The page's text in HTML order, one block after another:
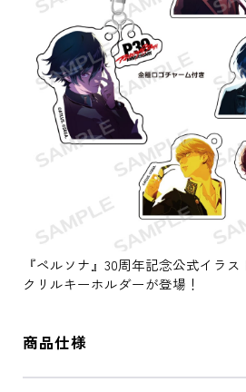
『ペルソナ』30周年記念公式イラ
クリルキーホルダーが登場！
商品仕様